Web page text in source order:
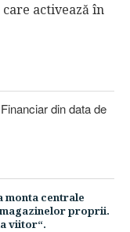
activează în
din data de
monta centrale
proprii.
viitor“.